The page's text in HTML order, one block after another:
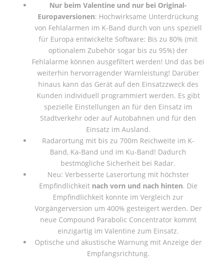
Nur beim Valentine und nur bei Original-
Europaversionen: Hochwirksame Unterdrückung
von Fehlalarmen im K-Band durch von uns speziell
für Europa entwickelte Software: Bis zu 80% (mit
optionalem Zubehör sogar bis zu 95%) der
Fehlalarme können ausgefiltert werden! Und das bei
weiterhin hervorragender Warnleistung! Darüber
hinaus kann das Gerät auf den Einsatzzweck des
Kunden individuell programmiert werden. Es gibt
spezielle Einstellungen an für den Einsatz im
Stadtverkehr oder auf Autobahnen und für den
Einsatz im Ausland.
Radarortung mit bis zu 700m Reichweite im K-
Band, Ka-Band und im Ku-Band! Dadurch
bestmögliche Sicherheit bei Radar.
Neu: Verbesserte Laserortung mit höchster
Empfindlichkeit nach vorn und nach hinten. Die
Empfindlichkeit konnte im Vergleich zur
Vorgängerversion um 400% gesteigert werden. Der
neue Compound Parabolic Concentrator kommt
einzigartig im Valentine zum Einsatz.
Optische und akustische Warnung mit Anzeige der
Empfangsrichtung.